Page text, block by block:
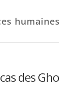
humaines
des